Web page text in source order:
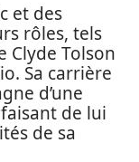
et des
rôles, tels
Clyde Tolson
Sa carrière
d’une
de lui
de sa